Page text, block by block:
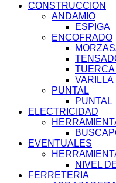
CONSTRUCCION
ANDAMIO
ESPIGA
ENCOFRADO
VARILLA
PUNTAL
PUNTAL
ELECTRICIDAD
EVENTUALES
NIVEL
FERRETERIA